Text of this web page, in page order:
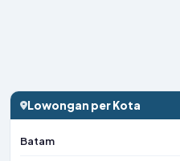
Lowongan per Kota
Batam